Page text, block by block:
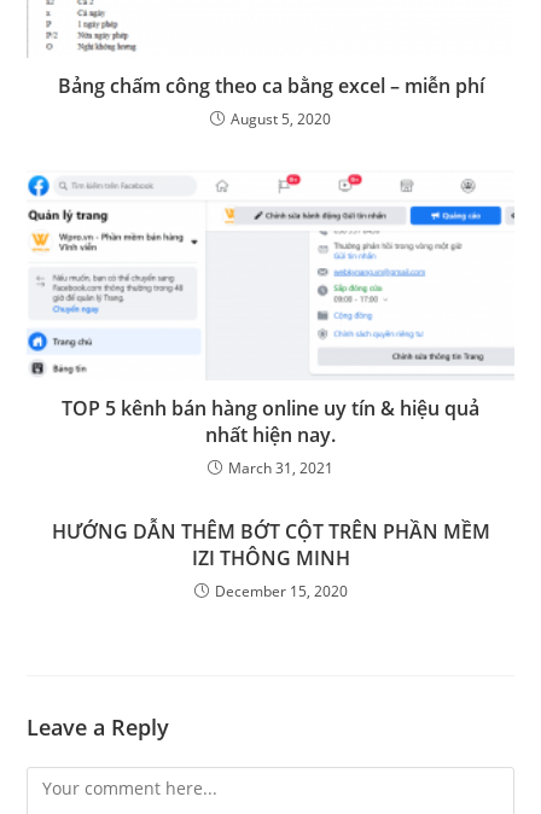
Bảng chấm công theo ca bằng excel – miễn phí
August 5, 2020
TOP 5 kênh bán hàng online uy tín & hiệu quả
nhất hiện nay.
March 31, 2021
HƯỚNG DẪN THÊM BỚT CỘT TRÊN PHẦN MỀM
IZI THÔNG MINH
December 15, 2020
Leave a Reply
Comment